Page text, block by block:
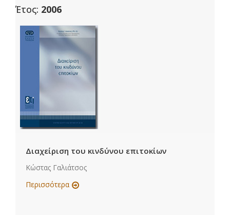
Έτος: 2006
Διαχείριση του κινδύνου επιτοκίων
Κώστας Γαλιάτσος
Περισσότερα